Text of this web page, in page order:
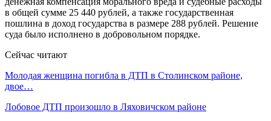
в общей сумме 25 440 рублей, а также государственная
пошлина в доход государства в размере 288 рублей. Решение
суда было исполнено в добровольном порядке.
Сейчас читают
Молодая женщина погибла в ДТП в Столинском районе,
двое…
Лобовое ДТП произошло в Ляховичском районе